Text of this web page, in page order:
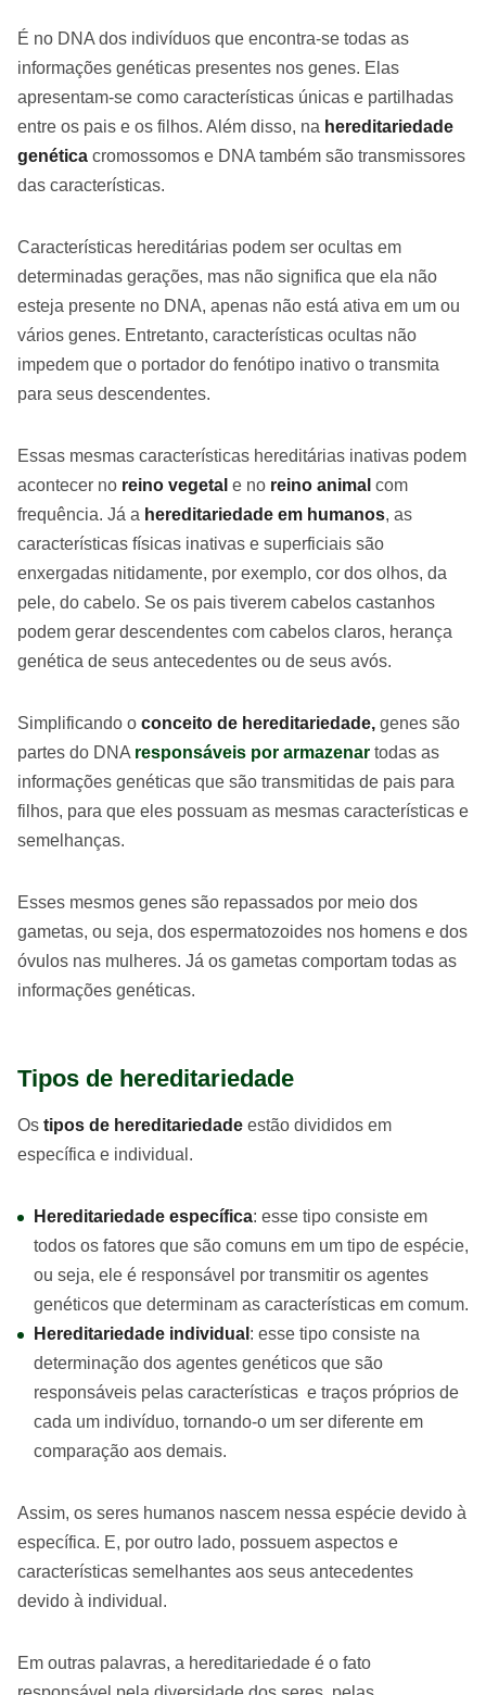
É no DNA dos indivíduos que encontra-se todas as
informações genéticas presentes nos genes. Elas
apresentam-se como características únicas e partilhadas
entre os pais e os filhos. Além disso, na hereditariedade
genética cromossomos e DNA também são transmissores
das características.
Características hereditárias podem ser ocultas em
determinadas gerações, mas não significa que ela não
esteja presente no DNA, apenas não está ativa em um ou
vários genes. Entretanto, características ocultas não
impedem que o portador do fenótipo inativo o transmita
para seus descendentes.
Essas mesmas características hereditárias inativas podem
acontecer no reino vegetal e no reino animal com
frequência. Já a hereditariedade em humanos, as
características físicas inativas e superficiais são
enxergadas nitidamente, por exemplo, cor dos olhos, da
pele, do cabelo. Se os pais tiverem cabelos castanhos
podem gerar descendentes com cabelos claros, herança
genética de seus antecedentes ou de seus avós.
Simplificando o conceito de hereditariedade, genes são
partes do DNA responsáveis por armazenar todas as
informações genéticas que são transmitidas de pais para
filhos, para que eles possuam as mesmas características e
semelhanças.
Esses mesmos genes são repassados por meio dos
gametas, ou seja, dos espermatozoides nos homens e dos
óvulos nas mulheres. Já os gametas comportam todas as
informações genéticas.
Tipos de hereditariedade
Os tipos de hereditariedade estão divididos em
específica e individual.
Hereditariedade específica: esse tipo consiste em
todos os fatores que são comuns em um tipo de espécie,
ou seja, ele é responsável por transmitir os agentes
genéticos que determinam as características em comum.
Hereditariedade individual : esse tipo consiste na
determinação dos agentes genéticos que são
responsáveis pelas características e traços próprios de
cada um indivíduo, tornando-o um ser diferente em
comparação aos demais.
Assim, os seres humanos nascem nessa espécie devido à
específica. E, por outro lado, possuem aspectos e
características semelhantes aos seus antecedentes
devido à individual.
Em outras palavras, a hereditariedade é o fato